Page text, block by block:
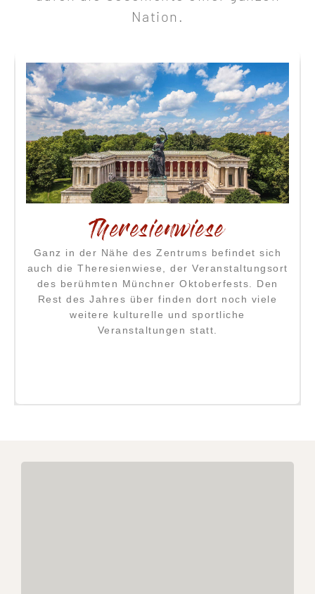
Nation.
Schloss Nymphenburg
Schloss Nymphenburg liegt wenige Kilometer
westlich des Münchner Zentrums. Zusammen
mit dem Schlosspark und den Parkburgen ist
die ehemalige Sommerresidenz ein beliebtes
Ausflugsziel.
- Zur Webseite -